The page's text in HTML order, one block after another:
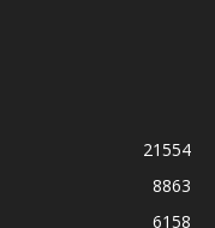
21554
8863
6158